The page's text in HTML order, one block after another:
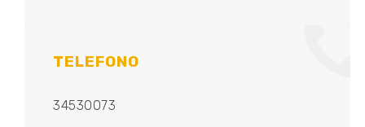
TELEFONO
34530073